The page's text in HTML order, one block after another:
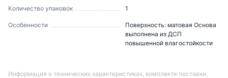
Количество упаковок 1
Особенности
Поверхность: матовая Основа
выполнена из ДСП
повышенной влагостойкости
Информация о технических характеристиках, комплекте поставки,